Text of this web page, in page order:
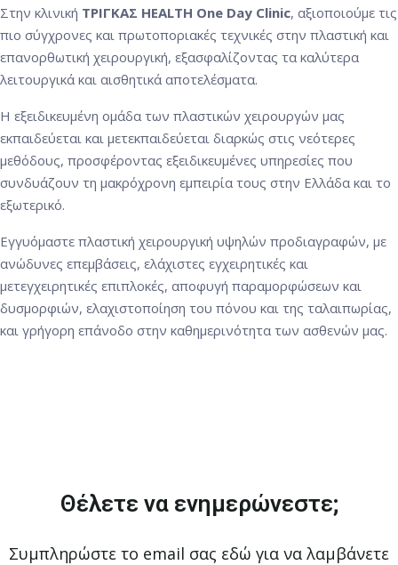
Στην κλινική ΤΡΙΓΚΑΣ HEALTH One Day Clinic, αξιοποιούμε τις
πιο σύγχρονες και πρωτοποριακές τεχνικές στην πλαστική και
επανορθωτική χειρουργική, εξασφαλίζοντας τα καλύτερα
λειτουργικά και αισθητικά αποτελέσματα.
Η εξειδικευμένη ομάδα των πλαστικών χειρουργών μας
εκπαιδεύεται και μετεκπαιδεύεται διαρκώς στις νεότερες
μεθόδους, προσφέροντας εξειδικευμένες υπηρεσίες που
συνδυάζουν τη μακρόχρονη εμπειρία τους στην Ελλάδα και το
εξωτερικό.
Εγγυόμαστε πλαστική χειρουργική υψηλών προδιαγραφών, με
ανώδυνες επεμβάσεις, ελάχιστες εγχειρητικές και
μετεγχειρητικές επιπλοκές, αποφυγή παραμορφώσεων και
δυσμορφιών, ελαχιστοποίηση του πόνου και της ταλαιπωρίας,
και γρήγορη επάνοδο στην καθημερινότητα των ασθενών μας.
Θέλετε να ενημερώνεστε;
Συμπληρώστε το email σας εδώ για να λαμβάνετε